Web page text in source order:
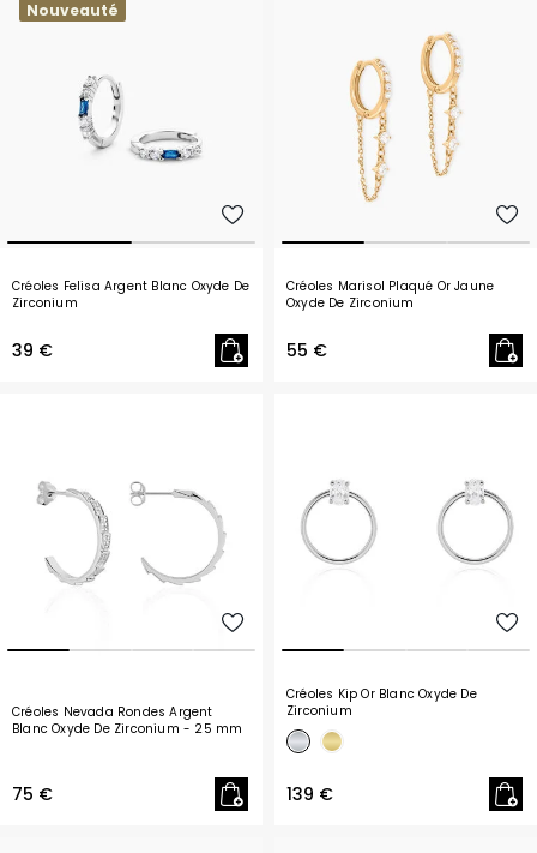
Nouveauté
Créoles Felisa Argent Blanc Oxyde De
Zirconium
39 €
Créoles Marisol Plaqué Or Jaune
Oxyde De Zirconium
55 €
Créoles Nevada Rondes Argent
Blanc Oxyde De Zirconium - 25 mm
75 €
Créoles Kip Or Blanc Oxyde De
Zirconium
139 €